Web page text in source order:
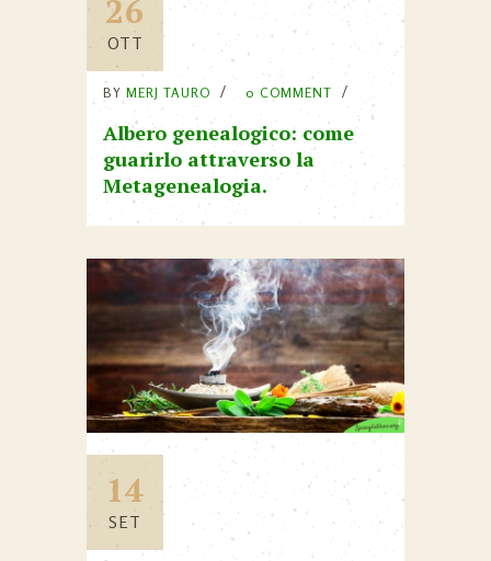
26
OTT
BY MERJ TAURO 0 COMMENT
Albero genealogico: come
guarirlo attraverso la
Metagenealogia.
14
SET